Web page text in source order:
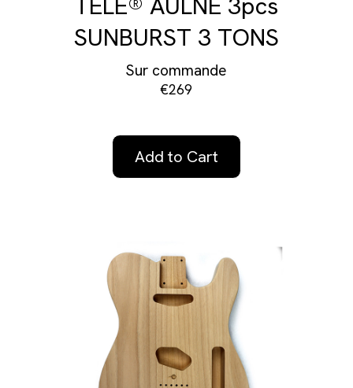
SUNBURST 3 TONS
Sur commande
€269
Add to Cart